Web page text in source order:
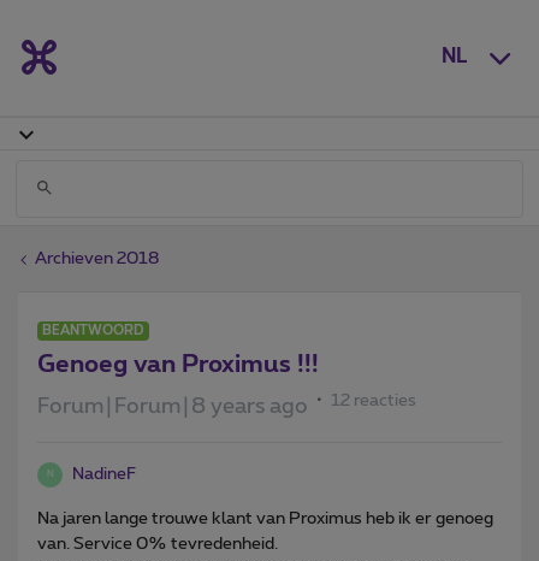
NL
Archieven 2018
BEANTWOORD
Genoeg van Proximus !!!
Forum|Forum|8 years ago 12 reacties
N NadineF
Na jaren lange trouwe klant van Proximus heb ik er genoeg
van. Service 0% tevredenheid.